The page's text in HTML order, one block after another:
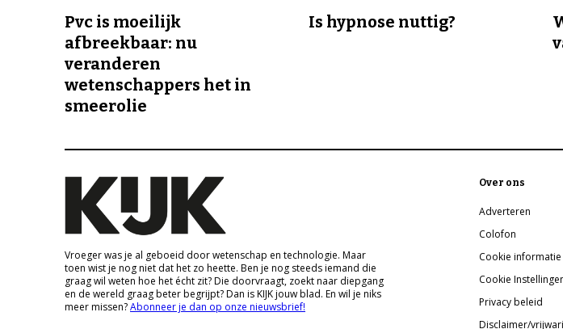
Pvc is moeilijk
afbreekbaar: nu
veranderen
wetenschappers het in
smeerolie
Is hypnose nuttig?
Vroeger was je al geboeid door wetenschap en technologie. Maar
toen wist je nog niet dat het zo heette. Ben je nog steeds iemand die
graag wil weten hoe het écht zit? Die doorvraagt, zoekt naar diepgang
en de wereld graag beter begrijpt? Dan is KIJK jouw blad. En wil je niks
meer missen?Abonneer je dan op onze nieuwsbrief!
Over ons
Adverteren
Colofon
Cookie informatie
Cookie
Privacy beleid
Disclaimer/